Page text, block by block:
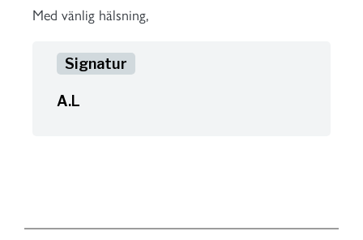
Med vänlig hälsning,
A.L